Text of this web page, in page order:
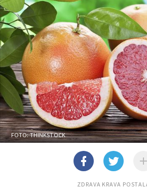
FOTO: THINKSTOCK
ZDRAVA KRAVA